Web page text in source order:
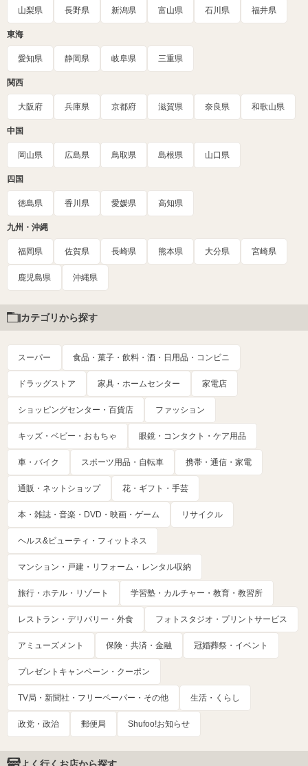
山梨県 長野県 新潟県 富山県 石川県 福井県
東海
愛知県 静岡県 岐阜県 三重県
関西
大阪府 兵庫県 京都府 滋賀県 奈良県 和歌山県
中国
岡山県 広島県 鳥取県 島根県 山口県
四国
徳島県 香川県 愛媛県 高知県
九州・沖縄
福岡県 佐賀県 長崎県 熊本県 大分県 宮崎県
鹿児島県 沖縄県
カテゴリから探す
スーパー 食品・菓子・飲料・酒・日用品・コンビニ
ドラッグストア 家具・ホームセンター 家電店
ショッピングセンター・百貨店 ファッション
キッズ・ベビー・おもちゃ 眼鏡・コンタクト・ケア用品
車・バイク スポーツ用品・自転車 携帯・通信・家電
通販・ネットショップ 花・ギフト・手芸
本・雑誌・音楽・DVD・映画・ゲーム リサイクル
ヘルス&ビューティ・フィットネス
マンション・戸建・リフォーム・レンタル収納
旅行・ホテル・リゾート 学習塾・カルチャー・教育・教習所
レストラン・デリバリー・外食 フォトスタジオ・プリントサービス
アミューズメント 保険・共済・金融 冠婚葬祭・イベント
プレゼントキャンペーン・クーポン
TV局・新聞社・フリーペーパー・その他 生活・くらし
政党・政治 郵便局 Shufoo!お知らせ